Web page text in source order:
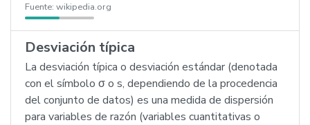
Fuente: wikipedia.org
Desviación típica
La desviación típica o desviación estándar (denotada
con el símbolo σ o s, dependiendo de la procedencia
del conjunto de datos) es una medida de dispersión
para variables de razón (variables cuantitativas o